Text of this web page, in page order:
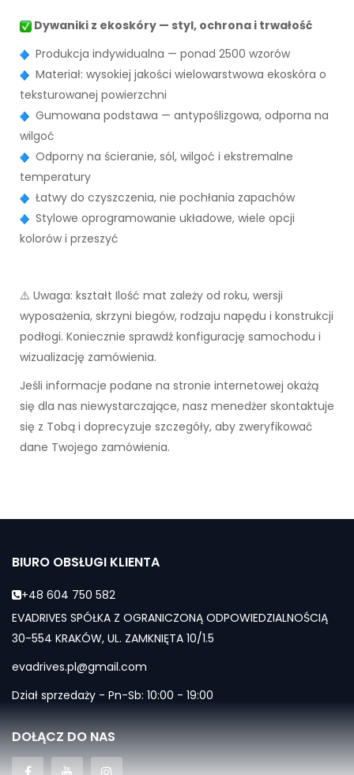
Dywaniki z ekoskóry — styl, ochrona i trwałość
Produkcja indywidualna — ponad 2500 wzorów
Materiał: wysokiej jakości wielowarstwowa ekoskóra o
teksturowanej powierzchni
Gumowana podstawa — antypoślizgowa, odporna na
wilgoć
Odporny na ścieranie, sól, wilgoć i ekstremalne
temperatury
Łatwy do czyszczenia, nie pochłania zapachów
Stylowe oprogramowanie układowe, wiele opcji
kolorów i przeszyć
⚠️ Uwaga: kształt Ilość mat zależy od roku, wersji
wyposażenia, skrzyni biegów, rodzaju napędu i konstrukcji
podłogi. Koniecznie sprawdź konfigurację samochodu i
wizualizację zamówienia.
Jeśli informacje podane na stronie internetowej okażą
się dla nas niewystarczające, nasz menedżer skontaktuje
się z Tobą i doprecyzuje szczegóły, aby zweryfikować
dane Twojego zamówienia.
BIURO OBSŁUGI KLIENTA
+48 604 750 582
EVADRIVES SPÓŁKA Z OGRANICZONĄ ODPOWIEDZIALNOŚCIĄ
30-554 KRAKÓW, UL. ZAMKNIĘTA 10/1.5
evadrives.pl@gmail.com
Dział sprzedaży - Pn-Sb: 10:00 - 19:00
DOŁĄCZ DO NAS